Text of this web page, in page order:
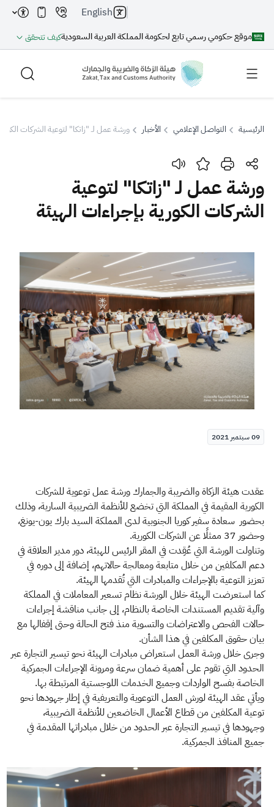
موقع حكومي رسمي تابع لحكومة المملكة العربية السعوديةكيف تتحقق
English
بحث
بحث بحث AI
اقتراحات
الزكاة الجمارك
ضريبة القيمة المضافة
الإقرار الضريبي
التصرفات العقارية
الرئيسية التواصل الإعلامي الأخبار ورشة عمل لـ "زاتكا" لتوعية الشركات
ورشة عمل لـ "زاتكا" لتوعية
الشركات الكورية بإجراءات الهيئة
09 سبتمبر 2021
عقدت هيئة الزكاة والضريبة والجمارك ورشة عمل توعوية للشركات
الكورية المقيمة في المملكة التي تخضع للأنظمة الضريبية السارية، وذلك
بحضور سعادة سفير كوريا الجنوبية لدى المملكة السيد بارك يون-يونغ،
وحضور 37 ممثلًا عن الشركات الكورية.
وتناولت الورشة التي عُقِدت في المقر الرئيس للهيئة، دور مدير العلاقة في
دعم المكلفين من خلال متابعة ومعالجة حالاتهم، إضافة إلى دوره في
تعزيز التوعية بالإجراءات والمبادرات التي تُقدمها الهيئة.
كما استعرضت الهيئة خلال الورشة نظام تسعير المعاملات في المملكة
وآلية تقديم المستندات الخاصة بالنظام، إلى جانب مناقشة إجراءات
حالات الفحص والاعتراضات والتسوية منذ فتح الحالة وحتى إقفالها مع
بيان حقوق المكلفين في هذا الشأن.
وجرى خلال ورشة العمل استعراض مبادرات الهيئة نحو تيسير التجارة عبر
الحدود التي تقوم على أهمية ضمان سرعة ومرونة الإجراءات الجمركية
الخاصة بفسح الواردات وجميع الخدمات اللوجستية المرتبطة بها.
ويأتي عقد الهيئة لورش العمل التوعوية والتعريفية في إطار جهودها نحو
توعية المكلفين من قطاع الأعمال الخاضعين للأنظمة الضريبية،
وجهودها في تيسير التجارة عبر الحدود من خلال مبادراتها المقدمة في
جميع المنافذ الجمركية.